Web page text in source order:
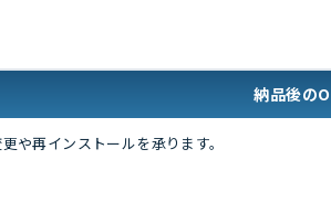
納品後の
や再インストールを承ります。